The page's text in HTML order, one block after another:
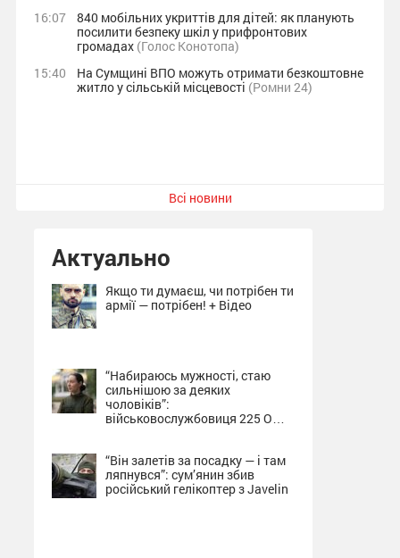
16:07
840 мобільних укриттів для дітей: як планують
посилити безпеку шкіл у прифронтових
громадах (Голос Конотопа)
15:40
На Сумщині ВПО можуть отримати безкоштовне
житло у сільській місцевості (Ромни 24)
Всі новини
Актуально
Якщо ти думаєш, чи потрібен ти
армії — потрібен! + Відео
“Набираюсь мужності, стаю
сильнішою за деяких
чоловіків”:
військовослужбовиця 225 ОШП
“Він залетів за посадку — і там
ляпнувся”: сум’янин збив
російський гелікоптер з Javelin